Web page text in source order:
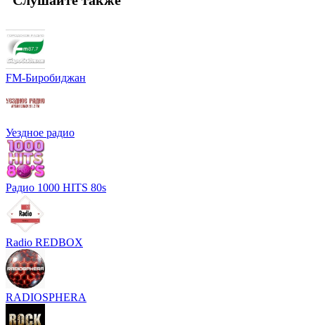
FM-Биробиджан
Уездное радио
Радио 1000 HITS 80s
Radio REDBOX
RADIOSPHERA